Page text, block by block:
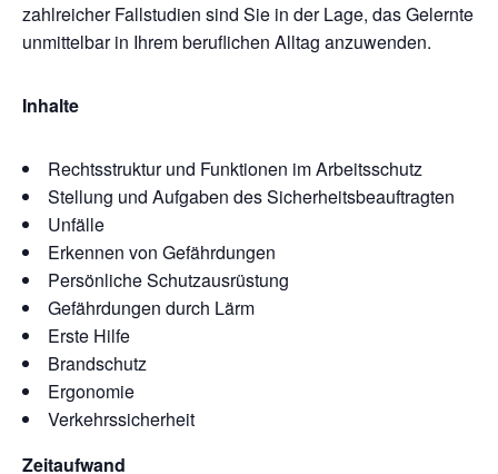
zahlreicher Fallstudien sind Sie in der Lage, das Gelernte
unmittelbar in Ihrem beruflichen Alltag anzuwenden.
Inhalte
Rechtsstruktur und Funktionen im Arbeitsschutz
Stellung und Aufgaben des Sicherheitsbeauftragten
Unfälle
Erkennen von Gefährdungen
Persönliche Schutzausrüstung
Gefährdungen durch Lärm
Erste Hilfe
Brandschutz
Ergonomie
Verkehrssicherheit
Zeitaufwand